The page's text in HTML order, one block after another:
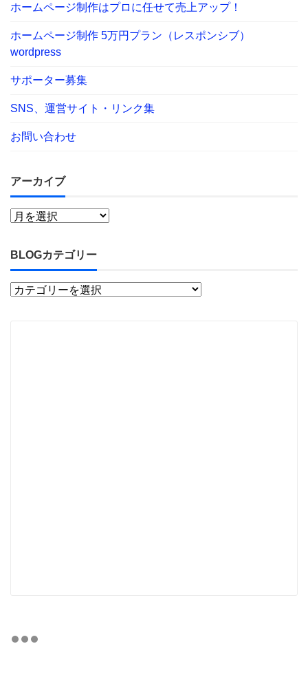
ホームページ制作はプロに任せて売上アップ！
ホームページ制作 5万円プラン（レスポンシブ）
wordpress
サポーター募集
SNS、運営サイト・リンク集
お問い合わせ
アーカイブ
BLOGカテゴリー